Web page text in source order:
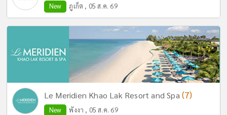
New ภูเก็ต , 05 ส.ค. 69
Le Meridien Khao Lak Resort and Spa (7)
New พังงา , 05 ส.ค. 69